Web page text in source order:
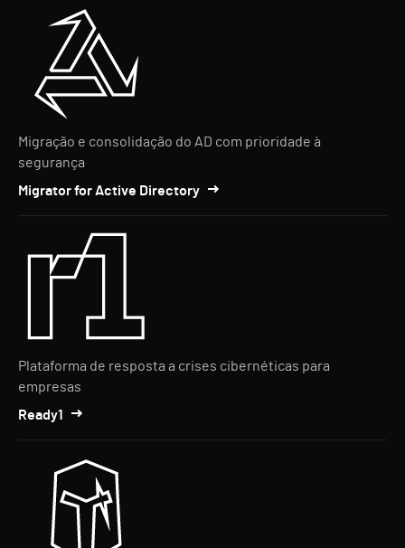
Migração e consolidação do AD com prioridade à
segurança
Migrator for Active Directory
Plataforma de resposta a crises cibernéticas para
empresas
Ready1